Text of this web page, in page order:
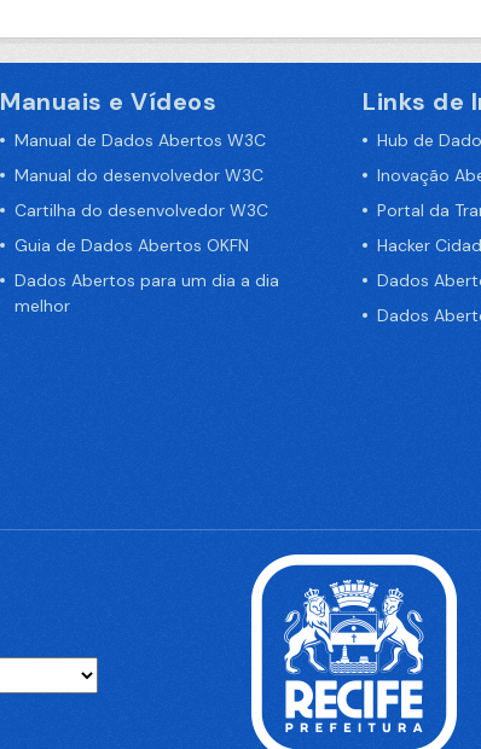
Manuais e Vídeos
Manual de Dados Abertos W3C
Manual do desenvolvedor W3C
Cartilha do desenvolvedor W3C
Guia de Dados Abertos OKFN
Dados Abertos para um dia a dia
melhor
Links de
Hub de
Inovação
Portal da
Hacker
Dados
Dados